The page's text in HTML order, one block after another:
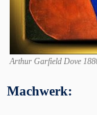
Arthur Garfield Dove
Machwerk: